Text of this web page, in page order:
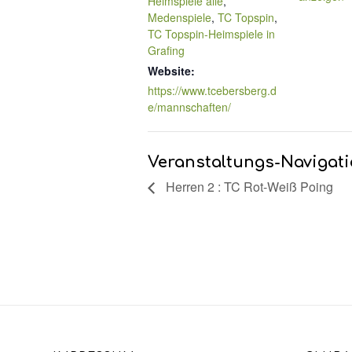
Medenspiele, TC Topspin,
TC Topspin-Heimspiele in
Grafing
Website:
https://www.tcebersberg.d
e/mannschaften/
Veranstaltungs-
Herren 2 : TC Rot-Weiß Poing